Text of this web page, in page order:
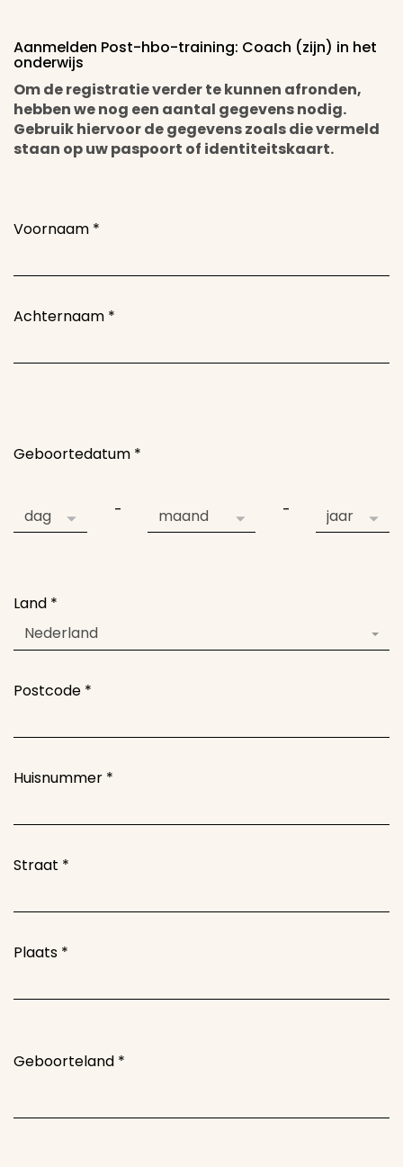
Aanmelden Post-hbo-training: Coach (zijn) in het
onderwijs
Om de registratie verder te kunnen afronden,
hebben we nog een aantal gegevens nodig.
Gebruik hiervoor de gegevens zoals die vermeld
staan op uw paspoort of identiteitskaart.
Voornaam *
Achternaam *
Geboortedatum *
- -
Land *
Nederland
Postcode *
Huisnummer *
Straat *
Plaats *
Geboorteland *